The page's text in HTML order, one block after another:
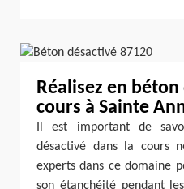
Réalisez en
cours à Sainte
Il est important de
désactivé dans la cours
experts dans ce domaine
son étanchéité pendant